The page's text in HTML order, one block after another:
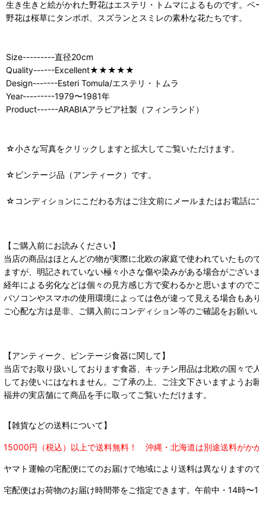
生き生きと絵がかれた野花はエステリ・トムマによるものです。ベ
野花は桜草にタンポポ、スズランとスミレの素朴な花たちです。
Size---------直径20cm
Quality------Excellent★★★★★
Design-------Esteri Tomula/エステリ・トムラ
Year---------1979〜1981年
Product------ARABIAアラビア社製（フィンランド）
☆小さな写真をクリックしますと拡大してご覧いただけます。
☆ビンテージ品（アンティーク）です。
☆コンディションにこだわる方はご注文前にメールまたはお電話に
【ご購入前にお読みください】
当店の商品はほとんどの物が実際に北欧の家庭で使われていたも
ますが、明記されていない極々小さな傷や染みがある場合がござ
経年による劣化などは個々の見方感じ方で変わるかと思いますので
パソコンやスマホの使用環境によっては色が違って見える場合もあ
ご心配な方は是非、ご購入前にコンディション等のご確認をお願い
【アンティーク、ビンテージ食器に関して】
当店でお取り扱いしております食器、キッチン用品は北欧の国々
してお使いにはなれません。ご了承の上、ご注文下さいますようお
福井の実店舗にて商品を手に取ってご覧いただけます。
【雑貨などの送料について】
15000円（税込）以上で送料無料！ 沖縄・北海道は別途送料がかか
ヤマト運輸の宅配便にてのお届けで地域により送料は異なりますの
宅配便はお荷物のお届け時間帯をご指定できます。 午前中・14時〜